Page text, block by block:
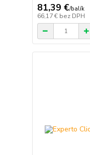
81,39 €/balík
66,17 € bez DPH